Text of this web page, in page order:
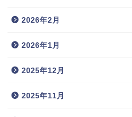
2026年2月
2026年1月
2025年12月
2025年11月